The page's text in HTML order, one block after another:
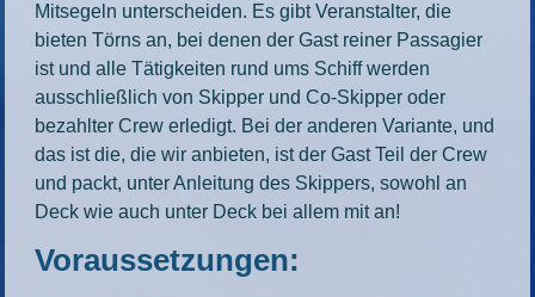
Mitsegeln unterscheiden. Es gibt Veranstalter, die
bieten Törns an, bei denen der Gast reiner Passagier
ist und alle Tätigkeiten rund ums Schiff werden
ausschließlich von Skipper und Co-Skipper oder
bezahlter Crew erledigt. Bei der anderen Variante, und
das ist die, die wir anbieten, ist der Gast Teil der Crew
und packt, unter Anleitung des Skippers, sowohl an
Deck wie auch unter Deck bei allem mit an!
Voraussetzungen: